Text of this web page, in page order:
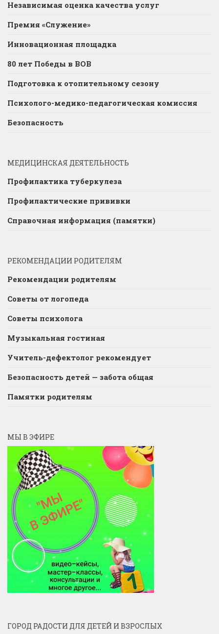
Независимая оценка качества услуг
Премия «Служение»
Инновационная площадка
80 лет Победы в ВОВ
Подготовка к отопительному сезону
Психолого-медико-педагогическая комиссия
Безопасность
МЕДИЦИНСКАЯ ДЕЯТЕЛЬНОСТЬ
Профилактика туберкулеза
Профилактические прививки
Справочная информация (памятки)
РЕКОМЕНДАЦИИ РОДИТЕЛЯМ
Рекомендации родителям
Советы от логопеда
Советы психолога
Музыкальная гостиная
Учитель-дефектолог рекомендует
Безопасность детей — забота общая
Памятки родителям
МЫ В ЭФИРЕ
ГОРОД РАДОСТИ ДЛЯ ДЕТЕЙ И ВЗРОСЛЫХ